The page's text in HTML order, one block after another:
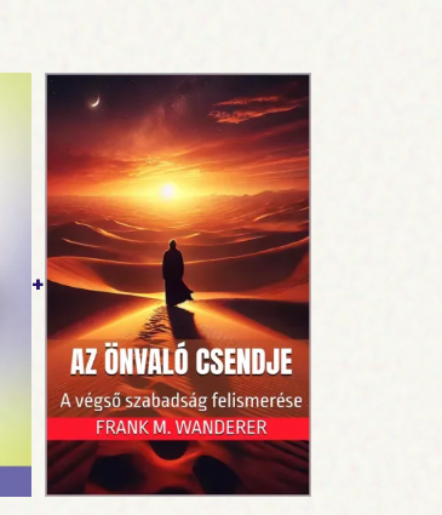
amelyet valaha is olvashatsz, az, amelyet
ezt a 21 napos izgalmas utazást az álmaid
+